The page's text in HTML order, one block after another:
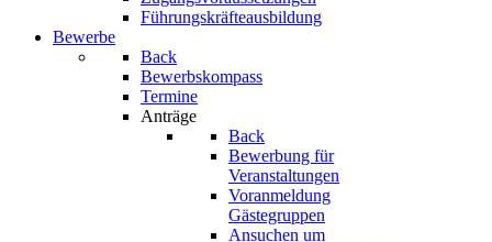
Führungskräfteausbildung
Bewerbe
Back
Bewerbskompass
Termine
Anträge
Back
Bewerbung für
Veranstaltungen
Voranmeldung
Gästegruppen
Ansuchen um